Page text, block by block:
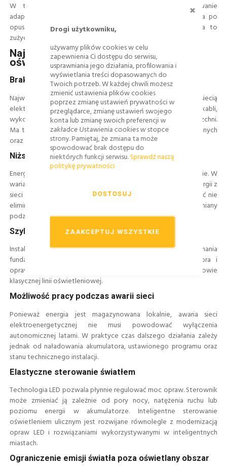
Drogi użytkowniku,
używamy plików cookies w celu
zapewnienia Ci dostępu do serwisu,
usprawniania jego działania, profilowania i
wyświetlania treści dopasowanych do
Twoich potrzeb. W każdej chwili możesz
zmienić ustawienia plików cookies
poprzez zmianę ustawień prywatności w
przeglądarce, zmianę ustawień swojego
konta lub zmianę swoich preferencji w
zakładce Ustawienia cookies w stopce
strony. Pamiętaj, że zmiana ta może
spowodować brak dostępu do
niektórych funkcji serwisu.Sprawdź naszą
politykę prywatności
ZAAKCEPTUJ WSZYSTKIE
DOSTOSUJ
W takich miejscach szczególnie przydatne jest sterowanie
adaptacyjne. Po wykryciu ruchu natężenie światła wzrasta, a po
opuszczeniu strefy wraca do niższego poziomu. Ogranicza to
zużycie energii oraz nadmierną emisję światła w porze nocnej.
Najważniejsze zalety solarnego
oświetlenia drogowego
Brak konieczności wykonywania przyłącza
Największą korzyścią jest możliwość działania poza siecią
elektroenergetyczną. Odpadają prace związane z układaniem kabli,
wykonywaniem przecisków pod drogą i odtwarzaniem nawierzchni.
Ma to szczególne znaczenie na terenach już zagospodarowanych
oraz w miejscach oddalonych od punktu zasilania.
Niższe zużycie energii z sieci
Energia wykorzystywana przez lampę jest produkowana lokalnie. W
wariancie całkowicie autonomicznym instalacja nie pobiera energii z
sieci w czasie eksploatacji. Ogranicza to rachunki za prąd, choć nie
eliminuje kosztów serwisu, kontroli i okresowej wymiany
podzespołów.
Szybszy i mniej inwazyjny montaż
Instalacja pojedynczego punktu zazwyczaj wymaga wykonania
fundamentu, ustawienia słupa, montażu panelu, akumulatora i
oprawy. Zakres robót ziemnych jest mniejszy niż przy budowie
klasycznej linii oświetleniowej.
Możliwość pracy podczas awarii sieci
Ponieważ energia jest magazynowana lokalnie, awaria sieci
elektroenergetycznej nie musi powodować wyłączenia
autonomicznej latarni. W praktyce czas dalszego działania zależy
jednak od naładowania akumulatora, ustawionego programu oraz
stanu technicznego instalacji.
Elastyczne sterowanie światłem
Technologia LED pozwala płynnie regulować moc opraw. Sterownik
może zmieniać ją zależnie od pory nocy, natężenia ruchu lub
poziomu energii w akumulatorze. Inteligentne sterowanie
oświetleniem ulicznym jest rozwijane równolegle z modernizacją
opraw LED i rozwiązaniami wykorzystywanymi w inteligentnych
miastach.
Ograniczenie emisji światła poza oświetlany obszar